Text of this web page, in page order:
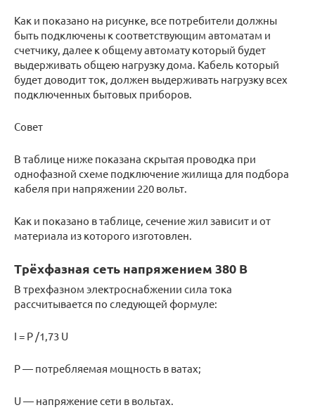
Как и показано на рисунке, все потребители должны
быть подключены к соответствующим автоматам и
счетчику, далее к общему автомату который будет
выдерживать общею нагрузку дома. Кабель который
будет доводит ток, должен выдерживать нагрузку всех
подключенных бытовых приборов.
Совет
В таблице ниже показана скрытая проводка при
однофазной схеме подключение жилища для подбора
кабеля при напряжении 220 вольт.
Как и показано в таблице, сечение жил зависит и от
материала из которого изготовлен.
Трёхфазная сеть напряжением 380 В
В трехфазном электроснабжении сила тока
рассчитывается по следующей формуле:
I = P /1,73 U
P — потребляемая мощность в ватах;
U — напряжение сети в вольтах.